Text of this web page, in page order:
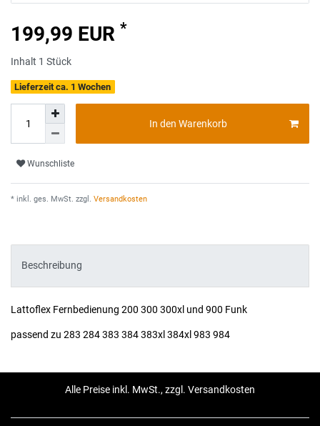
199,99 EUR *
Inhalt 1 Stück
Lieferzeit ca. 1 Wochen
In den Warenkorb
Wunschliste
* inkl. ges. MwSt. zzgl. Versandkosten
Beschreibung
Lattoflex Fernbedienung 200 300 300xl und 900 Funk
passend zu 283 284 383 384 383xl 384xl 983 984
Alle Preise inkl. MwSt., zzgl. Versandkosten